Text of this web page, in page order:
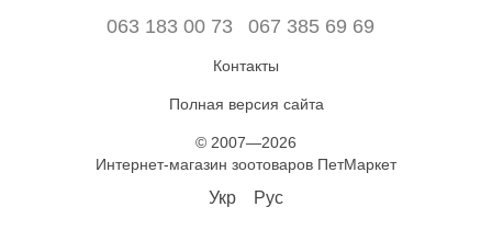
063 183 00 73 067 385 69 69
Контакты
Полная версия сайта
© 2007—2026
Интернет-магазин зоотоваров ПетМаркет
Укр Рус